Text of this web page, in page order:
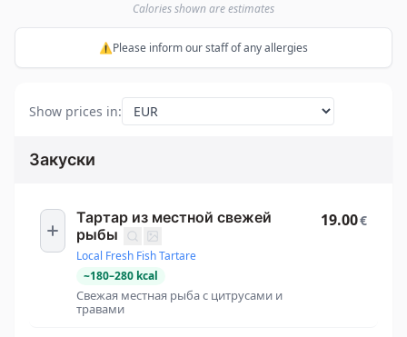
Calories shown are estimates
⚠️Please inform our staff of any allergies
Show prices in:
Закуски
Тартар из местной свежей
рыбы
Local Fresh Fish Tartare
~180–280 kcal
Свежая местная рыба с цитрусами и
травами
19.00€